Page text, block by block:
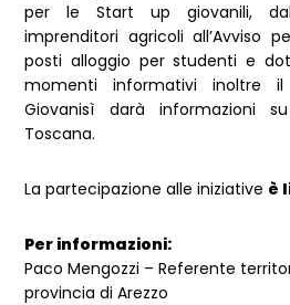
per le Start up giovanili,
imprenditori agricoli all’Avviso
posti alloggio per studenti e
momenti informativi inoltre il
Giovanisì darà informazioni
Toscana.
La partecipazione alle iniziative è
Per informazioni:
Paco Mengozzi – Referente
provincia di Arezzo